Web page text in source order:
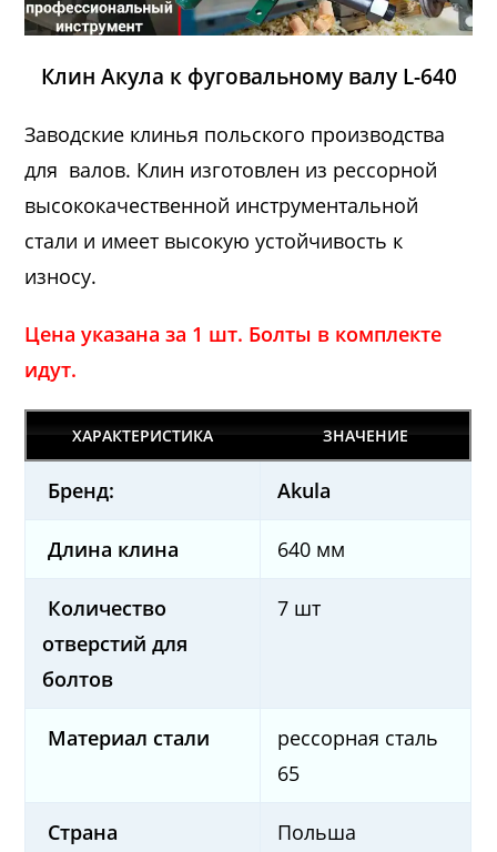
Клин Акула к фуговальному валу L-640
Заводские клинья польского производства
для валов. Клин изготовлен из рессорной
высококачественной инструментальной
стали и имеет высокую устойчивость к
износу.
Цена указана за 1 шт. Болты в комплекте
идут.
ХАРАКТЕРИСТИКА ЗНАЧЕНИЕ
Бренд: Akula
Длина клина 640 мм
Количество
отверстий для
болтов
7 шт
Материал стали
рессорная сталь
65
Страна
Польша